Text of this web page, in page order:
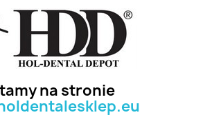
na stronie
z tej kategorii